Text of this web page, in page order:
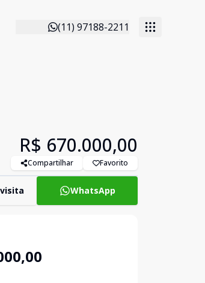
(11) 97188-2211
R$ 670.000,00
Compartilhar Favorito
WhatsApp